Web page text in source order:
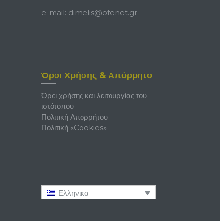
e-mail: dimelis@otenet.gr
Όροι Χρήσης & Απόρρητο
Όροι χρήσης και λειτουργίας του
ιστότοπου
Πολιτική Απορρήτου
Πολιτική «Cookies»
Ελληνικα